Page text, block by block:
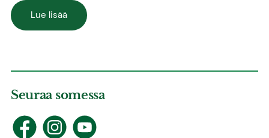
Lue lisää
Seuraa somessa